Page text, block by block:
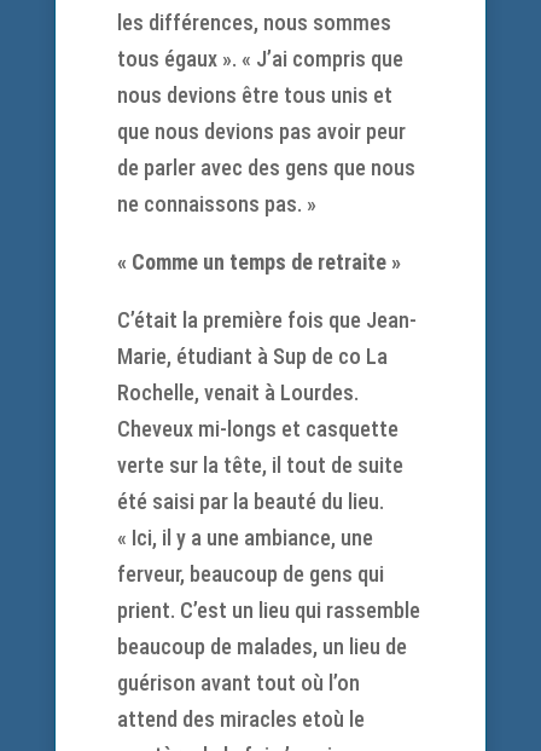
les différences, nous sommes
tous égaux ». « J’ai compris que
nous devions être tous unis et
que nous devions pas avoir peur
de parler avec des gens que nous
ne connaissons pas. »
« Comme un temps de retraite »
C’était la première fois que Jean-
Marie, étudiant à Sup de co La
Rochelle, venait à Lourdes.
Cheveux mi-longs et casquette
verte sur la tête, il tout de suite
été saisi par la beauté du lieu.
« Ici, il y a une ambiance, une
ferveur, beaucoup de gens qui
prient. C’est un lieu qui rassemble
beaucoup de malades, un lieu de
guérison avant tout où l’on
attend des miracles etoù le